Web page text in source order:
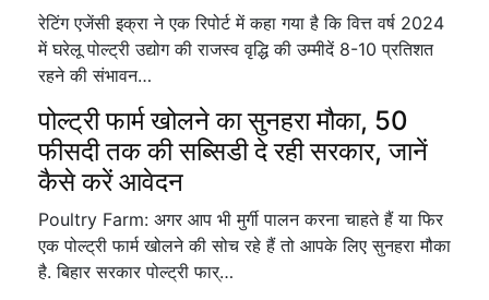
रेटिंग एजेंसी इक्रा ने एक रिपोर्ट में कहा गया है कि वित्त वर्ष 2024
में घरेलू पोल्ट्री उद्योग की राजस्व वृद्धि की उम्मीदें 8-10 प्रतिशत
रहने की संभावन…
पोल्ट्री फार्म खोलने का सुनहरा मौका, 50
फीसदी तक की सब्सिडी दे रही सरकार, जानें
कैसे करें आवेदन
Poultry Farm: अगर आप भी मुर्गी पालन करना चाहते हैं या फिर
एक पोल्ट्री फार्म खोलने की सोच रहे हैं तो आपके लिए सुनहरा मौका
है. बिहार सरकार पोल्ट्री फार्…